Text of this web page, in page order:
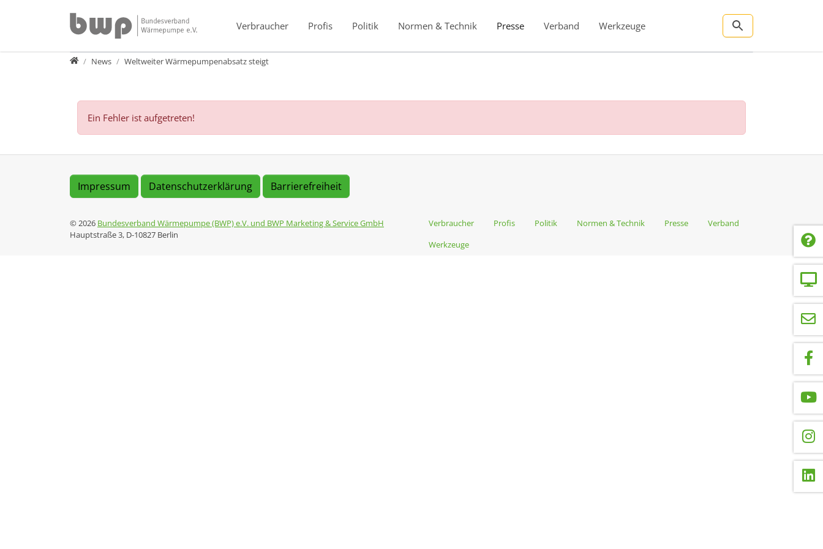
Verbraucher
Profis Politik Normen & Technik Presse Verband Werkzeuge
PresseNews Weltweiter Wärmepumpenabsatz steigt
Ein Fehler ist aufgetreten!
Impressum Datenschutzerklärung Barrierefreiheit
© 2026 Bundesverband Wärmepumpe (BWP) e.V. und BWP Marketing & Service GmbH
Hauptstraße 3, D-10827 Berlin
Verbraucher Profis Politik Normen & Technik Presse
Verband
Werkzeuge